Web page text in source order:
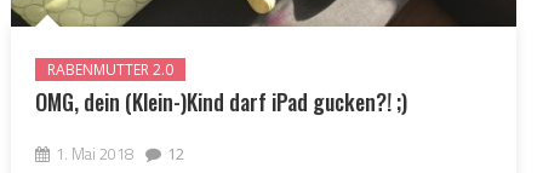
RABENMUTTER 2.0
OMG, dein (Klein-)Kind darf iPad gucken?! ;)
1. Mai 2018 12